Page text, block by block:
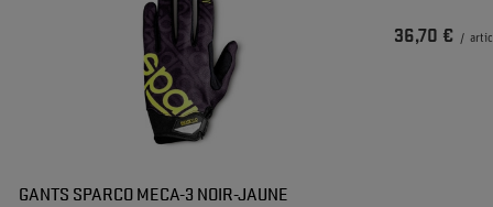
GANTS SPARCO MECA-3 NOIR-JAUNE
36,70 € /